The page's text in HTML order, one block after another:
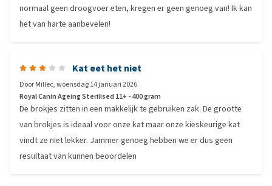
normaal geen droogvoer eten, kregen er geen genoeg van! Ik kan
het van harte aanbevelen!
Kat eet het niet
DoorMillec,woensdag 14 januari 2026
Royal Canin Ageing Sterilised 11+ - 400 gram
De brokjes zitten in een makkelijk te gebruiken zak. De grootte
van brokjes is ideaal voor onze kat maar onze kieskeurige kat
vindt ze niet lekker. Jammer genoeg hebben we er dus geen
resultaat van kunnen beoordelen